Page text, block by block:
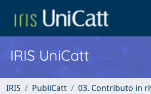
IRIS UniCatt
IRIS PubliCatt
03. Contributo in